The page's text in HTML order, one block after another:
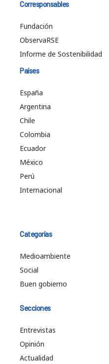
Corresponsables
Fundación
ObservaRSE
Informe de Sostenibilidad
Países
España
Argentina
Chile
Colombia
Ecuador
México
Perú
Internacional
Categorías
Medioambiente
Social
Buen gobierno
Secciones
Entrevistas
Opinión
Actualidad